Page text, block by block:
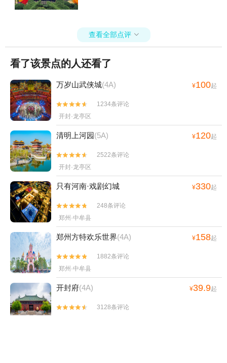
查看全部点评 
看了该景点的人还看了
万岁山武侠城(4A) ¥100起


1234条评论
开封·龙亭区
清明上河园(5A) ¥120起


2522条评论
开封·龙亭区
只有河南·戏剧幻城 ¥330起


248条评论
郑州·中牟县
郑州方特欢乐世界(4A) ¥158起


1882条评论
郑州·中牟县
开封府(4A) ¥39.9起


3128条评论